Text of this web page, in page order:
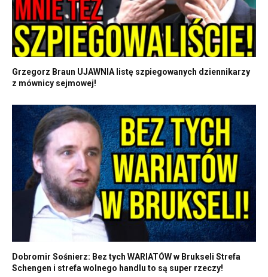
Grzegorz Braun UJAWNIA listę szpiegowanych dziennikarzy
z mównicy sejmowej!
Dobromir Sośnierz: Bez tych WARIATÓW w Brukseli Strefa
Schengen i strefa wolnego handlu to są super rzeczy!